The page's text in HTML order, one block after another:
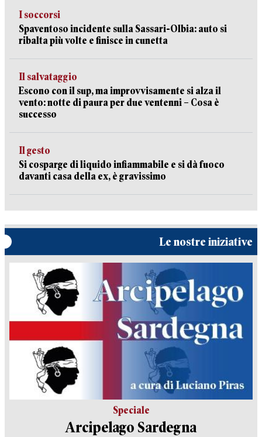
I soccorsi
Spaventoso incidente sulla Sassari-Olbia: auto si
ribalta più volte e finisce in cunetta
Il salvataggio
Escono con il sup, ma improvvisamente si alza il
vento: notte di paura per due ventenni – Cosa è
successo
Il gesto
Si cosparge di liquido infiammabile e si dà fuoco
davanti casa della ex, è gravissimo
Le nostre iniziative
Speciale
Arcipelago Sardegna